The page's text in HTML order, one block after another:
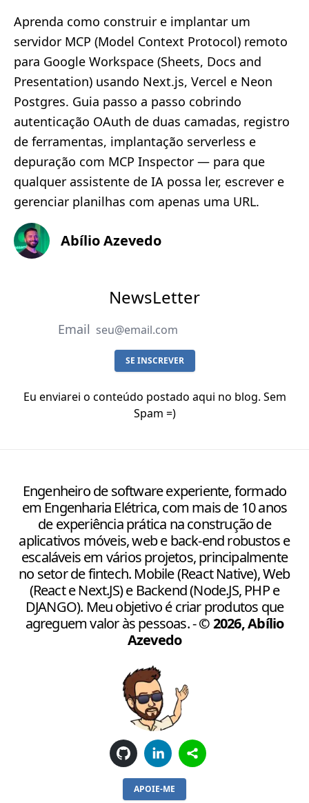
Aprenda como construir e implantar um
servidor MCP (Model Context Protocol) remoto
para Google Workspace (Sheets, Docs and
Presentation) usando Next.js, Vercel e Neon
Postgres. Guia passo a passo cobrindo
autenticação OAuth de duas camadas, registro
de ferramentas, implantação serverless e
depuração com MCP Inspector — para que
qualquer assistente de IA possa ler, escrever e
gerenciar planilhas com apenas uma URL.
Abílio Azevedo
NewsLetter
Email
SE INSCREVER
Eu enviarei o conteúdo postado aqui no blog. Sem
Spam =)
Engenheiro de software experiente, formado
em Engenharia Elétrica, com mais de 10 anos
de experiência prática na construção de
aplicativos móveis, web e back-end robustos e
escaláveis em vários projetos, principalmente
no setor de fintech. Mobile (React Native), Web
(React e Next.JS) e Backend (Node.JS, PHP e
DJANGO). Meu objetivo é criar produtos que
agreguem valor às pessoas.-©2026,Abílio
Azevedo
APOIE-ME